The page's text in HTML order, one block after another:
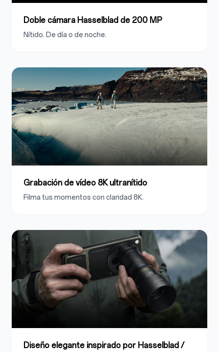
Doble cámara Hasselblad de 200 MP
Nítido. De día o de noche.
Grabación de vídeo 8K ultranítido
Filma tus momentos con claridad 8K.
Diseño elegante inspirado por Hasselblad /